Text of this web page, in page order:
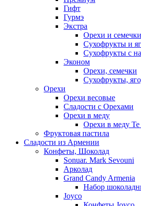
Гифт
Гурмэ
Экстра
Орехи и семечки
Сухофрукты и
Сухофрукты с
Эконом
Орехи, семечки
Сухофрукты,
Орехи
Орехи весовые
Сладости с Орехами
Орехи в меду
Орехи в меду Te
Фруктовая пастила
Сладости из Армении
Конфеты, Шоколад
Sonuar. Mark Sevouni
Арколад
Grand Candy Armenia
Набор
Joyco